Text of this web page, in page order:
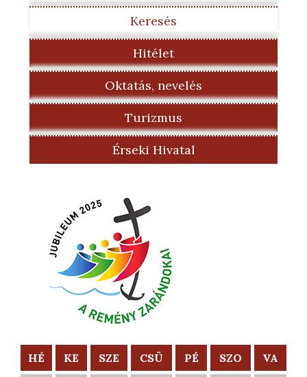
Keresés
Hitélet
Oktatás, nevelés
Turizmus
Érseki Hivatal
HÉ KE SZE CSÜ PÉ SZO VA